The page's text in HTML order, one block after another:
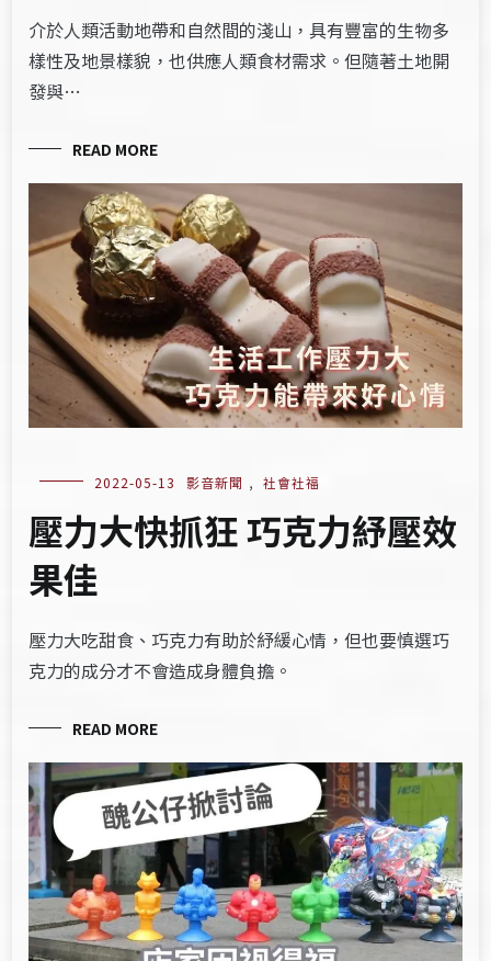
介於人類活動地帶和自然間的淺山，具有豐富的生物多
樣性及地景樣貌，也供應人類食材需求。但隨著土地開
發與…
READ MORE
2022-05-13 影音新聞 , 社會社福
壓力大快抓狂 巧克力紓壓效
果佳
壓力大吃甜食、巧克力有助於紓緩心情，但也要慎選巧
克力的成分才不會造成身體負擔。
READ MORE